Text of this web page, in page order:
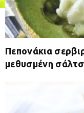
Πεπονάκια
μεθυσμένη